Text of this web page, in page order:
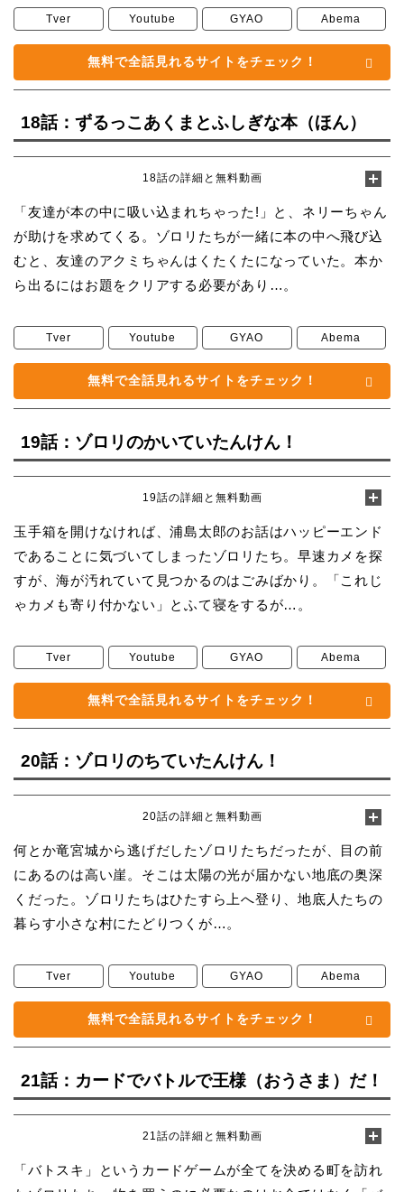
Tver Youtube GYAO Abema
無料で全話見れるサイトをチェック！
18話：ずるっこあくまとふしぎな本（ほん）
18話の詳細と無料動画
「友達が本の中に吸い込まれちゃった!」と、ネリーちゃん
が助けを求めてくる。ゾロリたちが一緒に本の中へ飛び込
むと、友達のアクミちゃんはくたくたになっていた。本か
ら出るにはお題をクリアする必要があり…。
Tver Youtube GYAO Abema
無料で全話見れるサイトをチェック！
19話：ゾロリのかいていたんけん！
19話の詳細と無料動画
玉手箱を開けなければ、浦島太郎のお話はハッピーエンド
であることに気づいてしまったゾロリたち。早速カメを探
すが、海が汚れていて見つかるのはごみばかり。「これじ
ゃカメも寄り付かない」とふて寝をするが…。
Tver Youtube GYAO Abema
無料で全話見れるサイトをチェック！
20話：ゾロリのちていたんけん！
20話の詳細と無料動画
何とか竜宮城から逃げだしたゾロリたちだったが、目の前
にあるのは高い崖。そこは太陽の光が届かない地底の奥深
くだった。ゾロリたちはひたすら上へ登り、地底人たちの
暮らす小さな村にたどりつくが…。
Tver Youtube GYAO Abema
無料で全話見れるサイトをチェック！
21話：カードでバトルで王様（おうさま）だ！
21話の詳細と無料動画
「バトスキ」というカードゲームが全てを決める町を訪れ